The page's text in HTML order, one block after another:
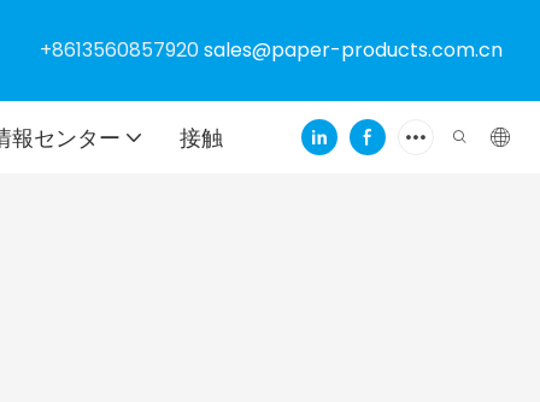
+8613560857920sales@paper-products.com.cn
報センター 接触